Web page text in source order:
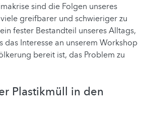
sind die Folgen unseres
greifbarer und schwieriger zu
fester Bestandteil unseres Alltags,
das Interesse an unserem Workshop
bereit ist, das Problem zu
Plastikmüll in den